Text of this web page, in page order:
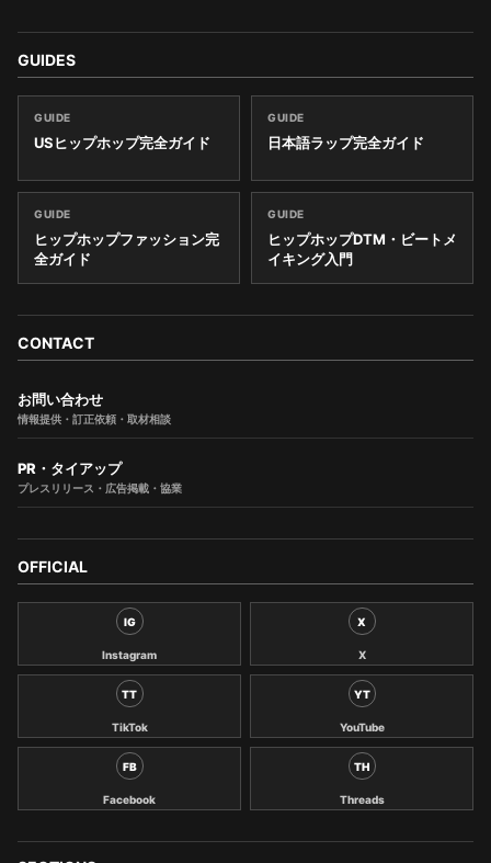
GUIDES
GUIDE
USヒップホップ完全ガイド
GUIDE
日本語ラップ完全ガイド
GUIDE
ヒップホップファッション完
全ガイド
GUIDE
ヒップホップDTM・ビートメ
イキング入門
CONTACT
お問い合わせ
情報提供・訂正依頼・取材相談
PR・タイアップ
プレスリリース・広告掲載・協業
OFFICIAL
IG
Instagram
X
X
TT
TikTok
YT
YouTube
FB
Facebook
TH
Threads